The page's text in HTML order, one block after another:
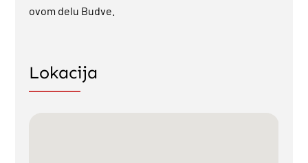
ovom delu Budve.
Lokacija